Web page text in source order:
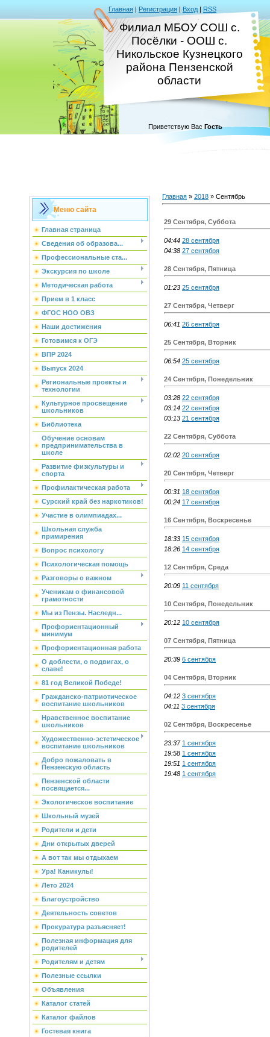
Главная | Регистрация | Вход | RSS
Филиал МБОУ СОШ с.
Посёлки - ООШ с.
Никольское Кузнецкого
района Пензенской
области
Приветствую Вас Гость
Меню сайта
Главная страница
Сведения об образова...
Профессиональные ста...
Экскурсия по школе
Методическая работа
Прием в 1 класс
ФГОС НОО ОВЗ
Наши достижения
Готовимся к ОГЭ
ВПР 2024
Выпуск 2024
Региональные проекты и
технологии
Культурное просвещение
школьников
Библиотека
Обучение основам
предпринимательства в
школе
Развитие физкультуры и
спорта
Профилактическая работа
Сурский край без наркотиков!
Участие в олимпиадах...
Школьная служба
примирения
Вопрос психологу
Психологическая помощь
Разговоры о важном
Ученикам о финансовой
грамотности
Мы из Пензы. Наследн...
Профориентационный
минимум
Профориентационная работа
О доблести, о подвигах, о
славе!
81 год Великой Победе!
Гражданско-патриотическое
воспитание школьников
Нравственное воспитание
школьников
Художественно-эстетическое
воспитание школьников
Добро пожаловать в
Пензенскую область
Пензенской области
посвящается...
Экологическое воспитание
Школьный музей
Родители и дети
Дни открытых дверей
А вот так мы отдыхаем
Ура! Каникулы!
Лето 2024
Благоустройство
Деятельность советов
Прокуратура разъясняет!
Полезная информация для
родителей
Родителям и детям
Полезные ссылки
Объявления
Каталог статей
Каталог файлов
Гостевая книга
Главная » 2018 » Сентябрь
29 Сентября, Суббота
04:44 28 сентября
04:38 27 сентября
28 Сентября, Пятница
01:23 25 сентября
27 Сентября, Четверг
06:41 26 сентября
25 Сентября, Вторник
06:54 25 сентября
24 Сентября, Понедельник
03:28 22 сентября
03:14 22 сентября
03:13 21 сентября
22 Сентября, Суббота
02:02 20 сентября
20 Сентября, Четверг
00:31 18 сентября
00:24 17 сентября
16 Сентября, Воскресенье
18:33 15 сентября
18:26 14 сентября
12 Сентября, Среда
20:09 11 сентября
10 Сентября, Понедельник
20:12 10 сентября
07 Сентября, Пятница
20:39 6 сентября
04 Сентября, Вторник
04:12 3 сентября
04:11 3 сентября
02 Сентября, Воскресенье
23:37 1 сентября
19:58 1 сентября
19:51 1 сентября
19:48 1 сентября